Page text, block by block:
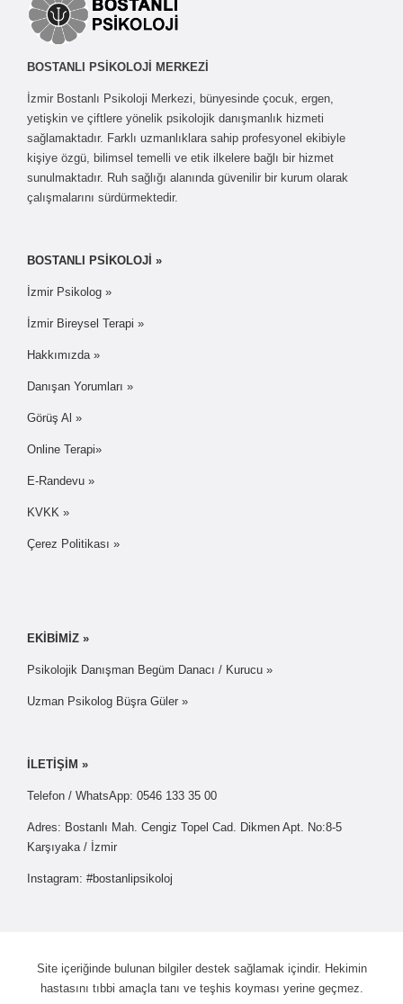
BOSTANLI PSİKOLOJİ MERKEZİ
İzmir Bostanlı Psikoloji Merkezi, bünyesinde çocuk, ergen,
yetişkin ve çiftlere yönelik psikolojik danışmanlık hizmeti
sağlamaktadır. Farklı uzmanlıklara sahip profesyonel ekibiyle
kişiye özgü, bilimsel temelli ve etik ilkelere bağlı bir hizmet
sunulmaktadır. Ruh sağlığı alanında güvenilir bir kurum olarak
çalışmalarını sürdürmektedir.
BOSTANLI PSİKOLOJİ »
İzmir Psikolog »
İzmir Bireysel Terapi »
Hakkımızda »
Danışan Yorumları »
Görüş Al »
Online Terapi»
E-Randevu »
KVKK »
Çerez Politikası »
EKİBİMİZ »
Psikolojik Danışman Begüm Danacı / Kurucu »
Uzman Psikolog Büşra Güler »
İLETİŞİM »
Telefon / WhatsApp: 0546 133 35 00
Adres: Bostanlı Mah. Cengiz Topel Cad. Dikmen Apt. No:8-5
Karşıyaka / İzmir
Instagram: #bostanlipsikoloj
Site içeriğinde bulunan bilgiler destek sağlamak içindir. Hekimin
hastasını tıbbi amaçla tanı ve teşhis koyması yerine geçmez.